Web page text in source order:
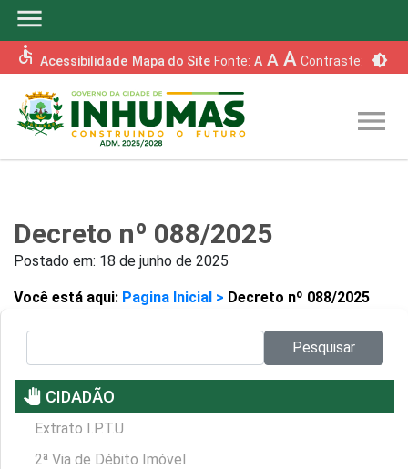
menu
accessible Acessibilidade Mapa do Site Fonte: A A A Contraste: brightness_6
menu
Decreto nº 088/2025
Postado em: 18 de junho de 2025
Você está aqui: Pagina Inicial > Decreto nº 088/2025
Pesquisar
pan_tool CIDADÃO
Extrato I.P.T.U
2ª Via de Débito Imóvel